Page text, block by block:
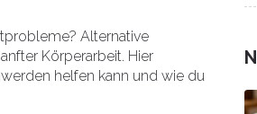
Alternative
Körperarbeit. Hier
helfen kann und wie du